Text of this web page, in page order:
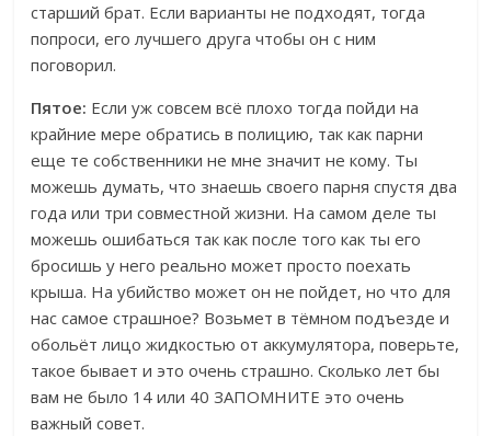
старший брат. Если варианты не подходят, тогда
попроси, его лучшего друга чтобы он с ним
поговорил.
Пятое: Если уж совсем всё плохо тогда пойди на
крайние мере обратись в полицию, так как парни
еще те собственники не мне значит не кому. Ты
можешь думать, что знаешь своего парня спустя два
года или три совместной жизни. На самом деле ты
можешь ошибаться так как после того как ты его
бросишь у него реально может просто поехать
крыша. На убийство может он не пойдет, но что для
нас самое страшное? Возьмет в тёмном подъезде и
обольёт лицо жидкостью от аккумулятора, поверьте,
такое бывает и это очень страшно. Сколько лет бы
вам не было 14 или 40 ЗАПОМНИТЕ это очень
важный совет.